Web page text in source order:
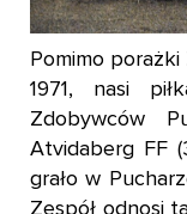
Pomimo
1971, nasi
Zdobywców
Atvidaberg FF
grało w
Zespół odnosi